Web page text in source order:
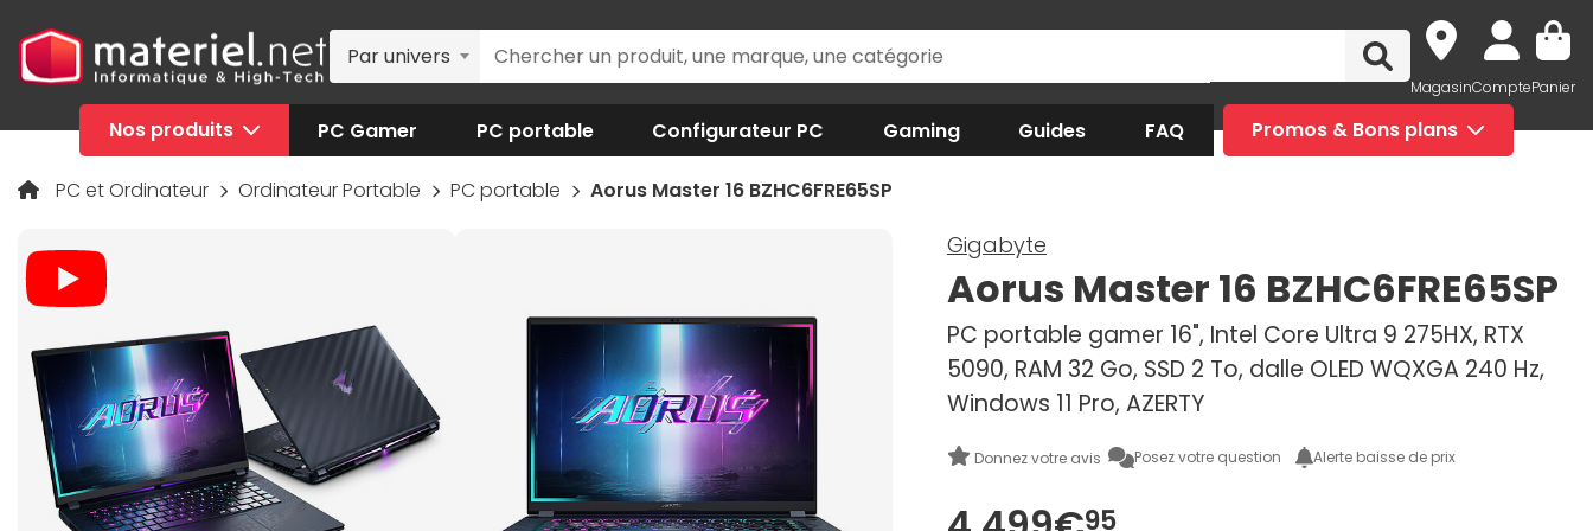
Par univers
MagasinComptePanier
Nos produits PC Gamer PC portable Configurateur PC Gaming Guides FAQ Promos & Bons plans
PC et Ordinateur Ordinateur Portable PC portable Aorus Master 16 BZHC6FRE65SP
Gigabyte
Aorus Master 16 BZHC6FRE65SP
PC portable gamer 16", Intel Core Ultra 9 275HX, RTX
5090, RAM 32 Go, SSD 2 To, dalle OLED WQXGA 240 Hz,
Windows 11 Pro, AZERTY
Donnez votre avis Posez votre question Alerte baisse de prix
95